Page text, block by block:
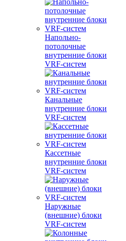
Напольно-
потолочные
внутренние блоки
VRF-систем
Канальные
внутренние блоки
VRF-систем
Кассетные
внутренние блоки
VRF-систем
Наружные
(внешние) блоки
VRF-систем